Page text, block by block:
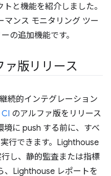
と機能を紹介しました。
マンス モニタリング ツー
の追加機能です。
ァ版リリース
続的インテグレーション
のアルファ版をリリース
境に push する前に、すべ
行できます。Lighthouse
し、静的監査または指標
、Lighthouse レポートを